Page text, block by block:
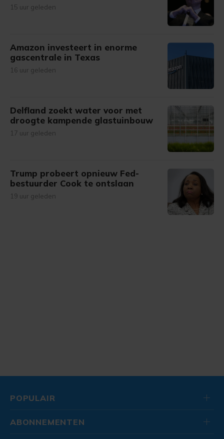
15 uur geleden
Amazon investeert in enorme
gascentrale in Texas
16 uur geleden
Delfland zoekt water voor met
droogte kampende glastuinbouw
17 uur geleden
Trump probeert opnieuw Fed-
bestuurder Cook te ontslaan
19 uur geleden
POPULAIR
ABONNEMENTEN